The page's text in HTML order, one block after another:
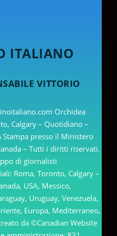
ITALIANO
VITTORIO
Orchidea
Calgary – Quotidiano –
Stampa presso il Ministero
– Tutti i diritti riservati.
di giornalisti
Roma, Toronto, Calgary –
USA, Messico,
Uruguay, Venezuela,
Europa, Mediterraneo,
da ©Canadian Website